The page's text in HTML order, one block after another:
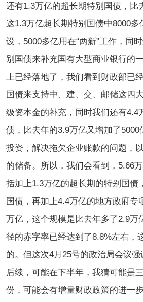
还有1.3万亿的超长期特别国债，比
这1.3万亿超长期特别国债中8000多
设，5000多亿用在“两新”工作，同
别国债来补充国有大型商业银行的
上已经落地了，我们看到财政部已
国债来支持中、建、交、邮储这四
级资本金的补充，同时我们还有4.4
债，比去年的3.9万亿又增加了5000
投资，解决拖欠企业账款的问题，
的储备。所以，我们会看到，5.66
括加上1.3万亿的超长期的特别国债
国债，再加上4.4万亿的地方政府专
万亿，这个规模是比去年多了2.9万
径的赤字率已经达到了8.8%左右，
的。但这次4月25号的政治局会议
后续，可能在下半年，我猜可能是
份，可能会有增量财政政策的进一